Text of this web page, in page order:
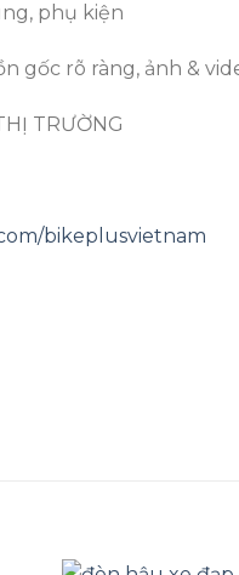
phụ kiện
gốc rõ ràng, ảnh &
TRƯỜNG
bikeplusvietnam